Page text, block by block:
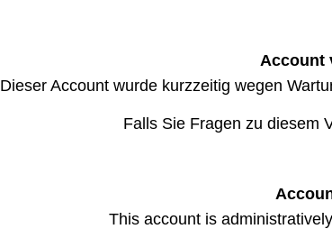
Account
Dieser Account wurde kurzzeitig wegen
Falls Sie Fragen zu diesem
This account is